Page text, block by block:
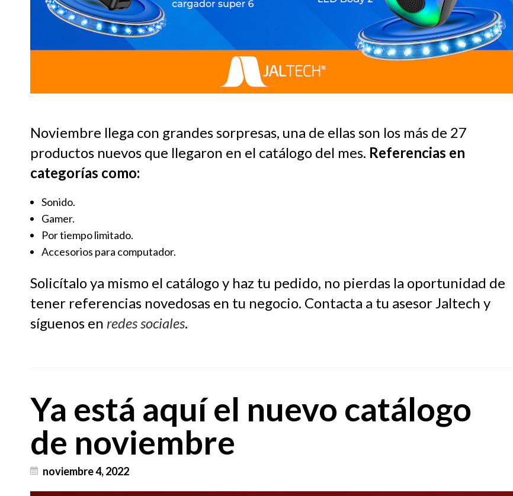
Noviembre llega con grandes sorpresas, una de ellas son los más de 27
productos nuevos que llegaron en el catálogo del mes. Referencias en
categorías como:
Sonido.
Gamer.
Por tiempo limitado.
Accesorios para computador.
Solicítalo ya mismo el catálogo y haz tu pedido, no pierdas la oportunidad de
tener referencias novedosas en tu negocio. Contacta a tu asesor Jaltech y
síguenos en redes sociales.
Ya está aquí el nuevo catálogo
de noviembre
noviembre 4, 2022